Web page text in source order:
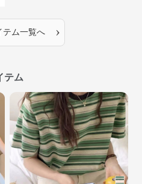
テム一覧へ ›
テム